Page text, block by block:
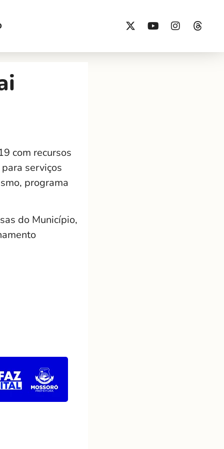
com recursos
serviços
programa
do Município,